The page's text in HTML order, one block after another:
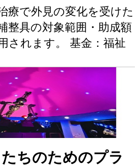
療で外見の変化を受けた
整具の対象範囲・助成額
されます。 基金：福祉
ちのためのプラ